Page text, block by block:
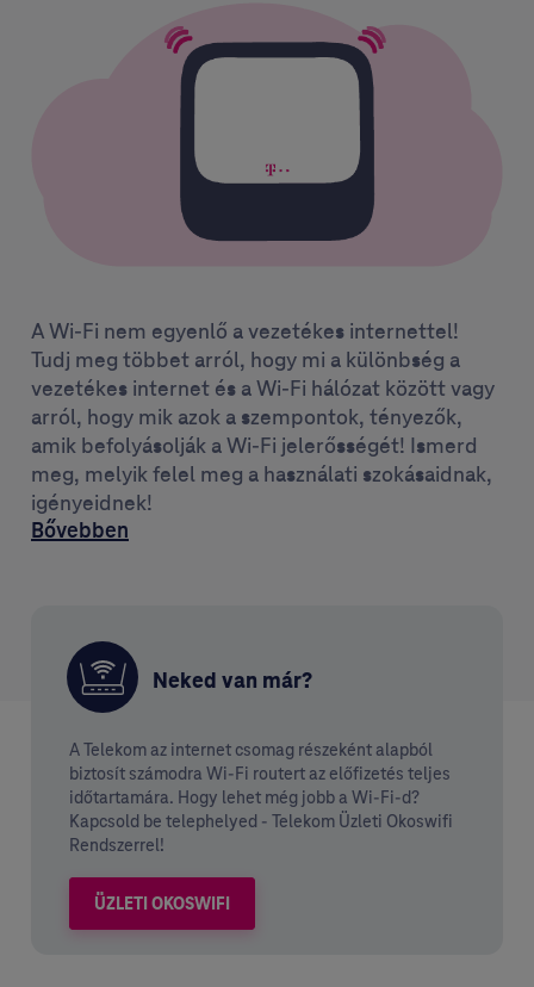
A Wi-Fi nem egyenlő a vezetékes internettel!
Tudj meg többet arról, hogy mi a különbség a
vezetékes internet és a Wi-Fi hálózat között vagy
arról, hogy mik azok a szempontok, tényezők,
amik befolyásolják a Wi-Fi jelerősségét! Ismerd
meg, melyik felel meg a használati szokásaidnak,
igényeidnek!
Bővebben
Neked van már?
A Telekom az internet csomag részeként alapból
biztosít számodra Wi-Fi routert az előfizetés teljes
időtartamára. Hogy lehet még jobb a Wi-Fi-d?
Kapcsold be telephelyed - Telekom Üzleti Okoswifi
Rendszerrel!
ÜZLETI OKOSWIFI